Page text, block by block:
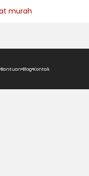
Bantuan Blog Kontak